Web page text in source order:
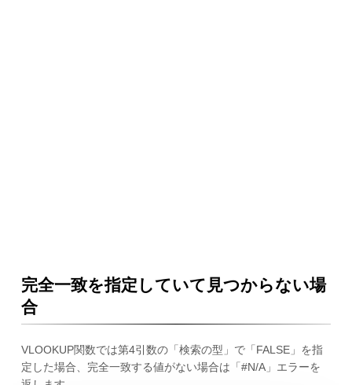
完全一致を指定していて見つからない場
合
VLOOKUP関数では第4引数の「検索の型」で「FALSE」を指
定した場合、完全一致する値がない場合は「#N/A」エラーを